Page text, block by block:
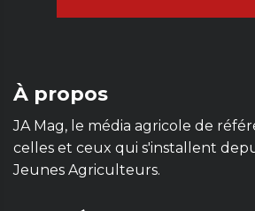
À propos
JA Mag, le média agricole de
celles et ceux qui s'installent
Jeunes Agriculteurs.